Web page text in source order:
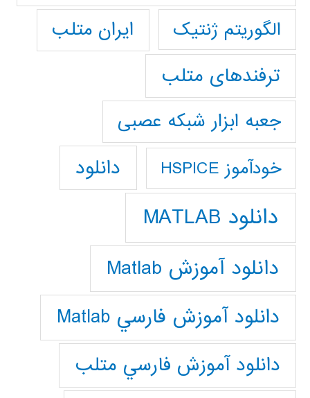
الگوریتم ژنتیک
ایران متلب
ترفندهای متلب
جعبه ابزار شبکه عصبی
خودآموز HSPICE دانلود
دانلود MATLAB
دانلود آموزش Matlab
دانلود آموزش فارسي Matlab
دانلود آموزش فارسي متلب